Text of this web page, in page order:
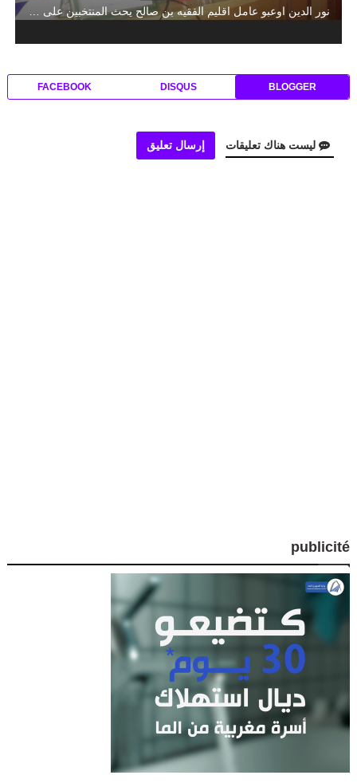
نور الدين اوعبو عامل اقليم الفقيه بن صالح يحث المنتخبين على احترام القانون و التزام الضوابط المنظمة للحملة الانتخابية
BLOGGER
DISQUS
FACEBOOK
ليست هناك تعليقات إرسال تعليق
publicité